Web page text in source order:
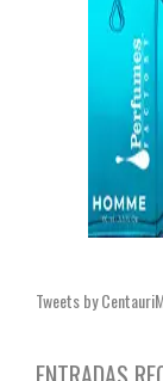
Tweets by